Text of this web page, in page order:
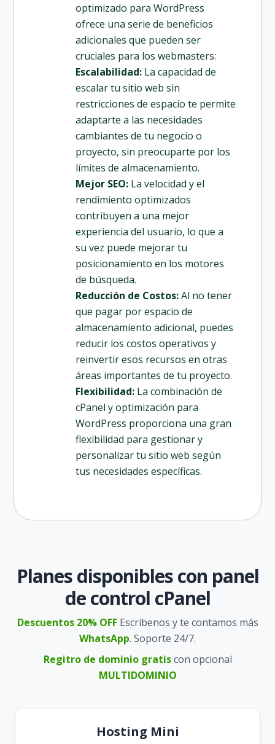
optimizado para WordPress
ofrece una serie de beneficios
adicionales que pueden ser
cruciales para los webmasters:
Escalabilidad: La capacidad de
escalar tu sitio web sin
restricciones de espacio te permite
adaptarte a las necesidades
cambiantes de tu negocio o
proyecto, sin preocuparte por los
límites de almacenamiento.
Mejor SEO: La velocidad y el
rendimiento optimizados
contribuyen a una mejor
experiencia del usuario, lo que a
su vez puede mejorar tu
posicionamiento en los motores
de búsqueda.
Reducción de Costos:Al no tener
que pagar por espacio de
almacenamiento adicional, puedes
reducir los costos operativos y
reinvertir esos recursos en otras
áreas importantes de tu proyecto.
Flexibilidad: La combinación de
cPanel y optimización para
WordPress proporciona una gran
flexibilidad para gestionar y
personalizar tu sitio web según
tus necesidades específicas.
Planes disponibles con panel
de control cPanel
Descuentos 20% OFFEscríbenos y te contamos más
WhatsApp. Soporte 24/7.
Regitro de dominio gratiscon opcional
MULTIDOMINIO
Hosting Mini